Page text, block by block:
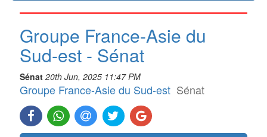
Groupe France-Asie du
Sud-est - Sénat
Sénat 20th Jun, 2025 11:47 PM
Groupe France-Asie du Sud-est Sénat